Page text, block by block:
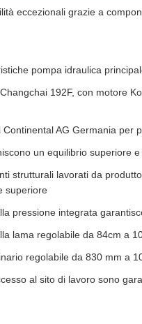
eccezionali grazie a
pompa idraulica
192F, con motore
Continental AG Germania
un equilibrio superiore
strutturali lavorati da
superiore
pressione integrata
lama regolabile da 84cm a
regolabile da 830 mm a
al sito di lavoro sono